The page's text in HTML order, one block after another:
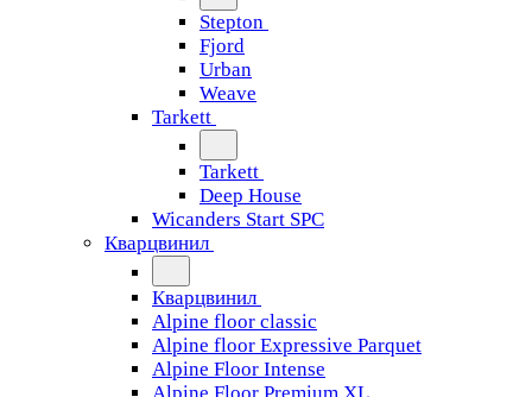
Stepton
Fjord
Urban
Weave
Tarkett
Tarkett
Deep House
Wicanders Start SPC
Кварцвинил
Кварцвинил
Alpine floor classic
Alpine floor Expressive Parquet
Alpine Floor Intense